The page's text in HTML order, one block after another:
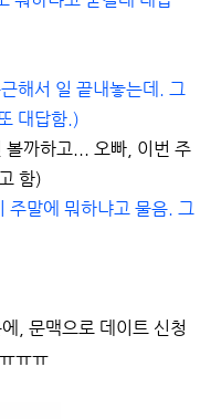
해서 일 끝내놓는데. 그
대답함.)
볼까하고... 오빠, 이번 주
함)
주말에 뭐하냐고 물음. 그
, 문맥으로 데이트 신청
ㅠㅠ